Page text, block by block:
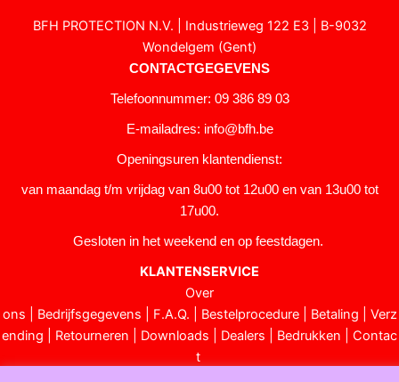
BFH PROTECTION N.V. | Industrieweg 122 E3 | B-9032
Wondelgem (Gent)
CONTACTGEGEVENS
Telefoonnummer: 09 386 89 03
E-mailadres: info@bfh.be
Openingsuren klantendienst:
van maandag t/m vrijdag van 8u00 tot 12u00 en van 13u00 tot
17u00.
Gesloten in het weekend en op feestdagen.
KLANTENSERVICE
Over
ons
Bedrijfsgegevens F.A.Q. Bestelprocedure| Betaling
Verz
ending
Retourneren Downloads Dealers Bedrukken
Contac
t